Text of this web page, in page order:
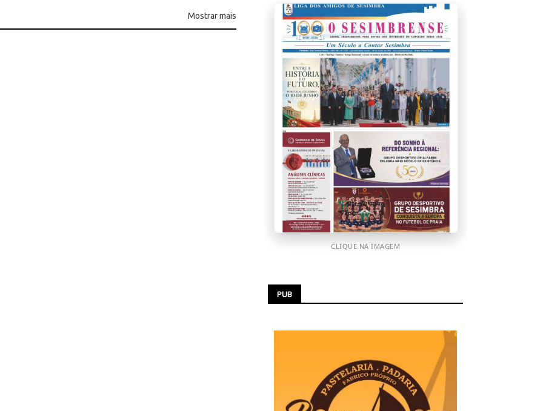
Mostrar mais
CLIQUE NA IMAGEM
PUB